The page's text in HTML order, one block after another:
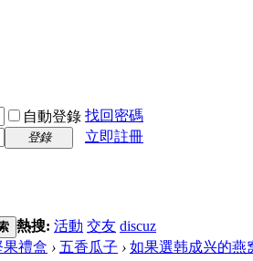
自動登錄 找回密碼
登錄
立即註冊
熱搜: 活動 交友 discuz
果禮盒 › 五香瓜子 › 如果選韩成兴的燕